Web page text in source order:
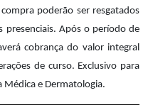
poderão ser resgatados
Após o período de
cobrança do valor integral
de curso. Exclusivo para
Médica e Dermatologia.